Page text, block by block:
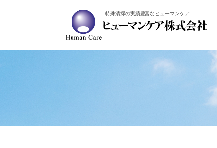
特殊清掃の実績豊富なヒューマンケア